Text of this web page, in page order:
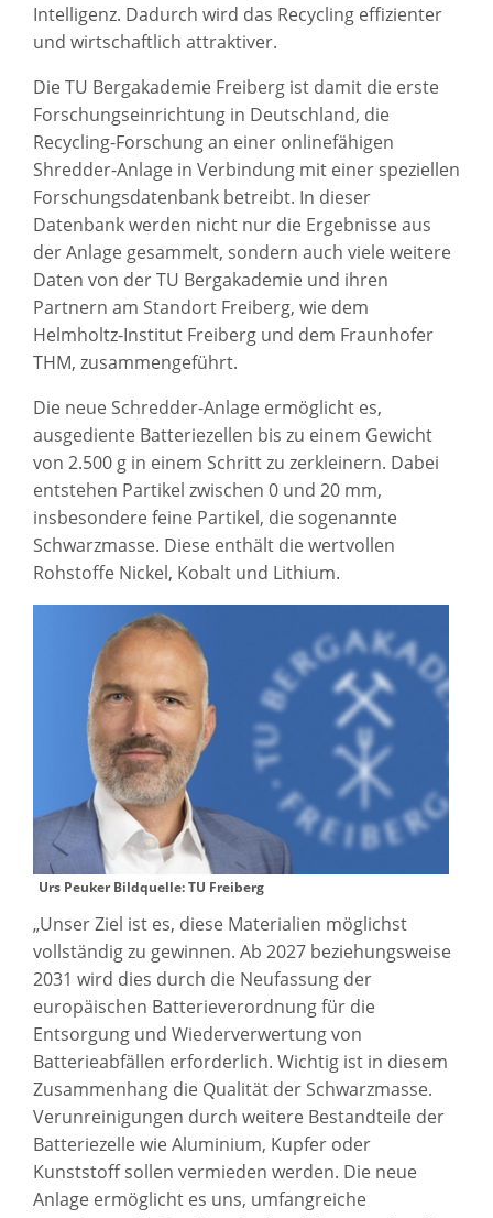
Intelligenz. Dadurch wird das Recycling effizienter
und wirtschaftlich attraktiver.
Die TU Bergakademie Freiberg ist damit die erste
Forschungseinrichtung in Deutschland, die
Recycling-Forschung an einer onlinefähigen
Shredder-Anlage in Verbindung mit einer speziellen
Forschungsdatenbank betreibt. In dieser
Datenbank werden nicht nur die Ergebnisse aus
der Anlage gesammelt, sondern auch viele weitere
Daten von der TU Bergakademie und ihren
Partnern am Standort Freiberg, wie dem
Helmholtz-Institut Freiberg und dem Fraunhofer
THM, zusammengeführt.
Die neue Schredder-Anlage ermöglicht es,
ausgediente Batteriezellen bis zu einem Gewicht
von 2.500 g in einem Schritt zu zerkleinern. Dabei
entstehen Partikel zwischen 0 und 20 mm,
insbesondere feine Partikel, die sogenannte
Schwarzmasse. Diese enthält die wertvollen
Rohstoffe Nickel, Kobalt und Lithium.
Urs Peuker Bildquelle: TU Freiberg
„Unser Ziel ist es, diese Materialien möglichst
vollständig zu gewinnen. Ab 2027 beziehungsweise
2031 wird dies durch die Neufassung der
europäischen Batterieverordnung für die
Entsorgung und Wiederverwertung von
Batterieabfällen erforderlich. Wichtig ist in diesem
Zusammenhang die Qualität der Schwarzmasse.
Verunreinigungen durch weitere Bestandteile der
Batteriezelle wie Aluminium, Kupfer oder
Kunststoff sollen vermieden werden. Die neue
Anlage ermöglicht es uns, umfangreiche